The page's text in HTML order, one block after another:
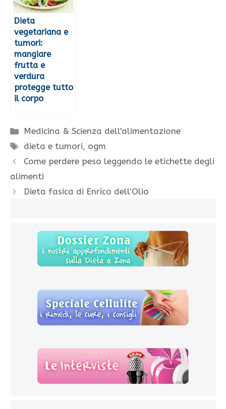
Dieta
vegetariana e
tumori:
mangiare
frutta e
verdura
protegge tutto
il corpo
Categorie
Medicina & Scienza dell'alimentazione
Tag
dieta e tumori, ogm
Come perdere peso leggendo le etichette degli
alimenti
Dieta fasica di Enrico dell’Olio